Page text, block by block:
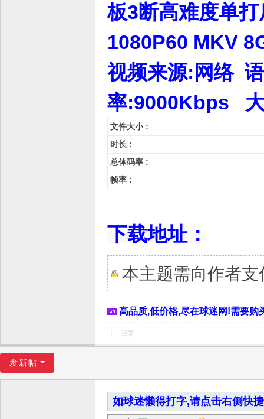
板3断高难度单
1080P60 MKV
视频来源:网络
率:9000Kbps
文件大小 :
时长 :
总体码率 :
帧率 :
下载地址：
本主题需向作者
高品质,低价格,尽在球迷网!需要购
回复
发新帖
如球迷懒得打字,请点击右侧快